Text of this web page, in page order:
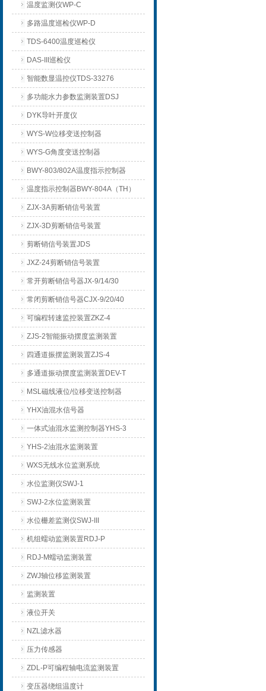
温度监测仪WP-C
多路温度巡检仪WP-D
TDS-6400温度巡检仪
DAS-III巡检仪
智能数显温控仪TDS-33276
多功能水力参数监测装置DSJ
DYK导叶开度仪
WYS-W位移变送控制器
WYS-G角度变送控制器
BWY-803/802A温度指示控制器
温度指示控制器BWY-804A（TH）
ZJX-3A剪断销信号装置
ZJX-3D剪断销信号装置
剪断销信号装置JDS
JXZ-24剪断销信号装置
常开剪断销信号器JX-9/14/30
常闭剪断销信号器CJX-9/20/40
可编程转速监控装置ZKZ-4
ZJS-2智能振动摆度监测装置
四通道振摆监测装置ZJS-4
多通道振动摆度监测装置DEV-T
MSL磁线液位/位移变送控制器
YHX油混水信号器
一体式油混水监测控制器YHS-3
YHS-2油混水监测装置
WXS无线水位监测系统
水位监测仪SWJ-1
SWJ-2水位监测装置
水位栅差监测仪SWJ-III
机组蠕动监测装置RDJ-P
RDJ-M蠕动监测装置
ZWJ轴位移监测装置
监测装置
液位开关
NZL滤水器
压力传感器
ZDL-P可编程轴电流监测装置
变压器绕组温度计